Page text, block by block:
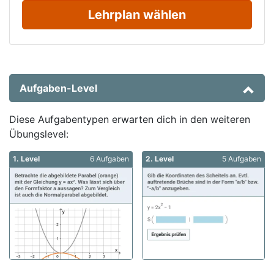
Lehrplan wählen
Aufgaben-Level
Diese Aufgabentypen erwarten dich in den weiteren
Übungslevel:
1. Level 6 Aufgaben 2. Level 5 Aufgaben